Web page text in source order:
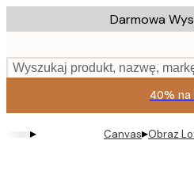
to
content.
Darmowa
Wyszukaj produkt, nazwę,
40% na
▸ Canvas▸Obraz